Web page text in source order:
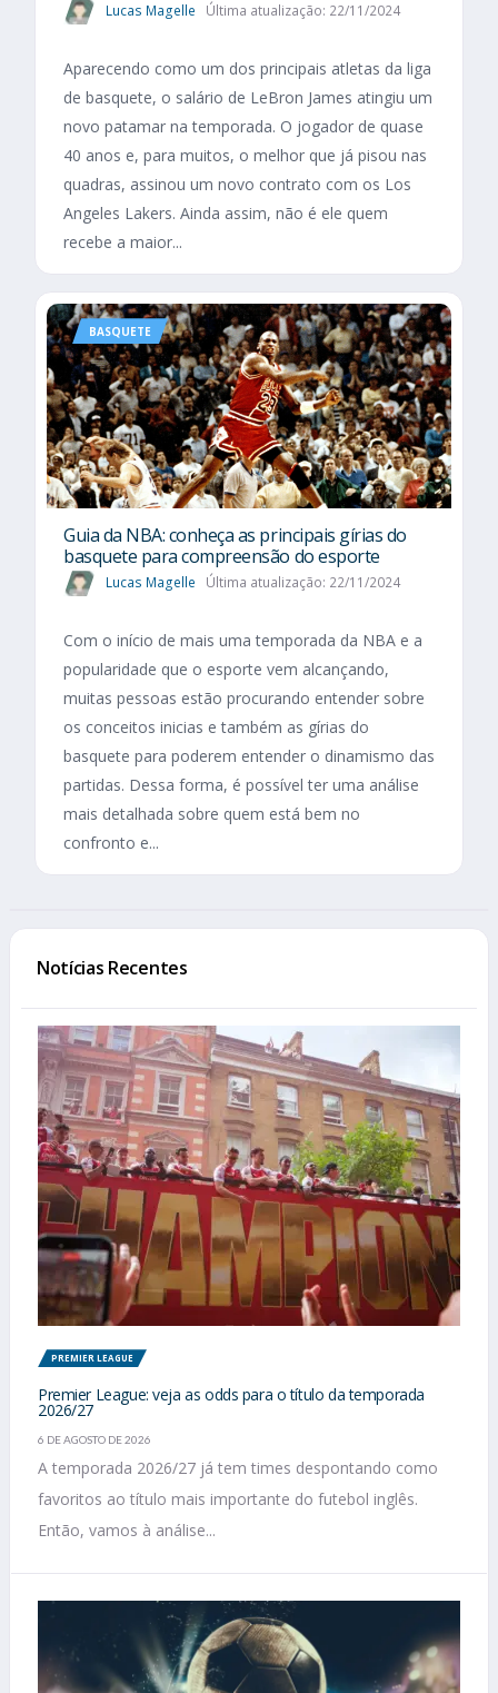
Lucas Magelle Última atualização: 22/11/2024
Aparecendo como um dos principais atletas da liga
de basquete, o salário de LeBron James atingiu um
novo patamar na temporada. O jogador de quase
40 anos e, para muitos, o melhor que já pisou nas
quadras, assinou um novo contrato com os Los
Angeles Lakers. Ainda assim, não é ele quem
recebe a maior...
BASQUETE
Guia da NBA: conheça as principais gírias do
basquete para compreensão do esporte
Lucas Magelle Última atualização: 22/11/2024
Com o início de mais uma temporada da NBA e a
popularidade que o esporte vem alcançando,
muitas pessoas estão procurando entender sobre
os conceitos inicias e também as gírias do
basquete para poderem entender o dinamismo das
partidas. Dessa forma, é possível ter uma análise
mais detalhada sobre quem está bem no
confronto e...
Notícias Recentes
PREMIER LEAGUE
Premier League: veja as odds para o título da temporada
2026/27
6 DE AGOSTO DE 2026
A temporada 2026/27 já tem times despontando como
favoritos ao título mais importante do futebol inglês.
Então, vamos à análise...